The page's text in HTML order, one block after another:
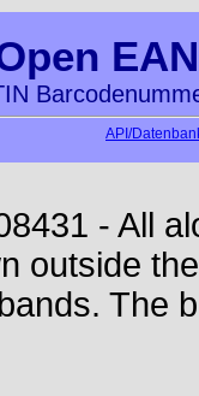
API/
- All
outside
The